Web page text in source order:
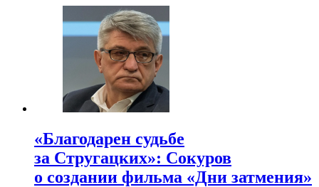
«Благодарен судьбе
за Стругацких»: Сокуров
о создании фильма «Дни затмения»